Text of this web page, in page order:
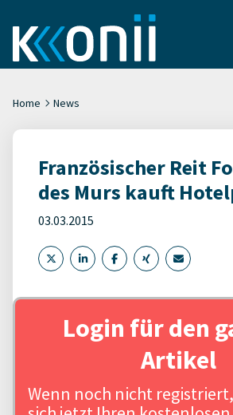
Home News
Französischer Reit
des Murs kauft
03.03.2015
Login für den
Artikel
Wenn noch nicht